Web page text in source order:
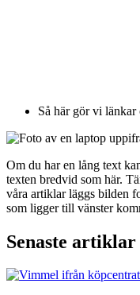
Så här gör vi
Om du har en lång text
texten bredvid som här.
våra artiklar läggs bilden
som ligger till vänster
Senaste artiklar